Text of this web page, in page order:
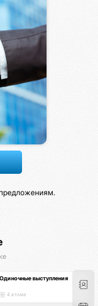
Одиночные выступления
4 атома